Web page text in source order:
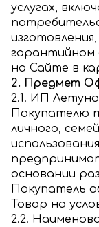
услугах,
гарантийном
на Сайте в
2. Предмет
2.1. ИП
Покупателю
личного,
основании
Покупатель
Товар на
2.2.